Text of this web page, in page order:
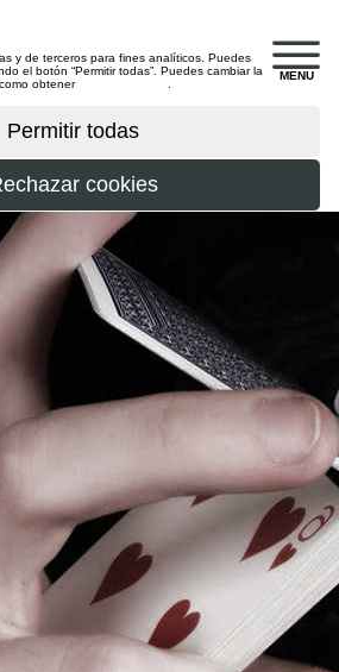
MENU
y de terceros para fines analíticos. Puedes
el botón “Permitir todas”. Puedes cambiar la
obtener